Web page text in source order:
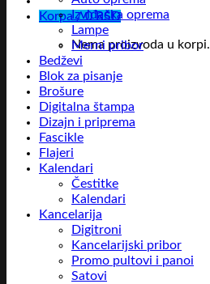
Korpa /0RSD
Nema proizvoda u korpi.
Izviđačka oprema
Lampe
Merni pribor
Bedževi
Blok za pisanje
Brošure
Digitalna štampa
Dizajn i priprema
Fascikle
Flajeri
Kalendari
Čestitke
Kalendari
Kancelarija
Digitroni
Kancelarijski pribor
Promo pultovi i panoi
Satovi